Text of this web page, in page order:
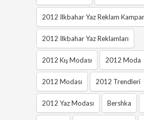
2012 Ilkbahar Yaz Reklam
2012 Ilkbahar Yaz Reklamları
2012 Kış Modası 2012 Moda
2012 Modası 2012 Trendleri
2012 Yaz Modası Bershka